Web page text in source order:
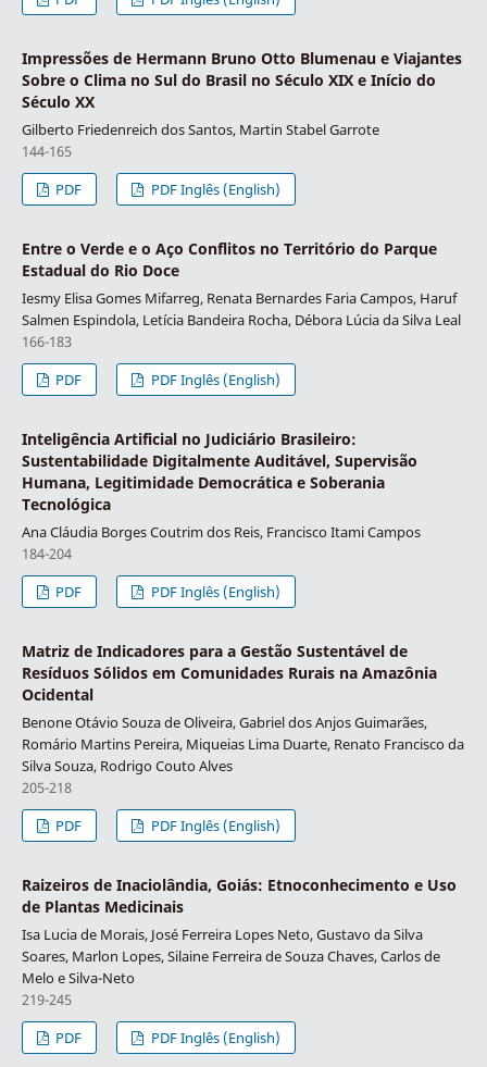
Impressões de Hermann Bruno Otto Blumenau e Viajantes
Sobre o Clima no Sul do Brasil no Século XIX e Início do
Século XX
Gilberto Friedenreich dos Santos, Martin Stabel Garrote
144-165
PDF
PDF Inglês (English)
Entre o Verde e o Aço Conflitos no Território do Parque
Estadual do Rio Doce
Iesmy Elisa Gomes Mifarreg, Renata Bernardes Faria Campos, Haruf
Salmen Espindola, Letícia Bandeira Rocha, Débora Lúcia da Silva Leal
166-183
PDF
PDF Inglês (English)
Inteligência Artificial no Judiciário Brasileiro:
Sustentabilidade Digitalmente Auditável, Supervisão
Humana, Legitimidade Democrática e Soberania
Tecnológica
Ana Cláudia Borges Coutrim dos Reis, Francisco Itami Campos
184-204
PDF
PDF Inglês (English)
Matriz de Indicadores para a Gestão Sustentável de
Resíduos Sólidos em Comunidades Rurais na Amazônia
Ocidental
Benone Otávio Souza de Oliveira, Gabriel dos Anjos Guimarães,
Romário Martins Pereira, Miqueias Lima Duarte, Renato Francisco da
Silva Souza, Rodrigo Couto Alves
205-218
PDF
PDF Inglês (English)
Raizeiros de Inaciolândia, Goiás: Etnoconhecimento e Uso
de Plantas Medicinais
Isa Lucia de Morais, José Ferreira Lopes Neto, Gustavo da Silva
Soares, Marlon Lopes, Silaine Ferreira de Souza Chaves, Carlos de
Melo e Silva-Neto
219-245
PDF
PDF Inglês (English)